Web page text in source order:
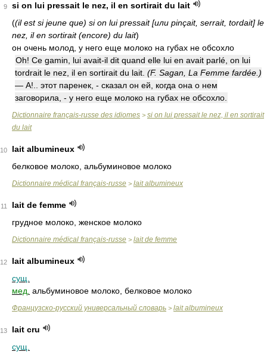
9
si on lui pressait le nez, il en sortirait du lait
((il est si jeune que) si on lui pressait [или pinçait, serrait, tordait] le
nez, il en sortirait (encore) du lait)
он очень молод, у него еще молоко на губах не обсохло
Oh! Ce gamin, lui avait-il dit quand elle lui en avait parlé, on lui
tordrait le nez, il en sortirait du lait. (F. Sagan, La Femme fardée.)
— А!.. этот паренек, - сказал он ей, когда она о нем
заговорила, - у него еще молоко на губах не обсохло.
Dictionnaire français-russe des idiomes > si on lui pressait le nez, il en sortirait
du lait
10
lait albumineux
белковое молоко, альбуминовое молоко
Dictionnaire médical français-russe > lait albumineux
11
lait de femme
грудное молоко, женское молоко
Dictionnaire médical français-russe > lait de femme
12
lait albumineux
сущ.
мед. альбуминовое молоко, белковое молоко
Французско-русский универсальный словарь > lait albumineux
13
lait cru
сущ.